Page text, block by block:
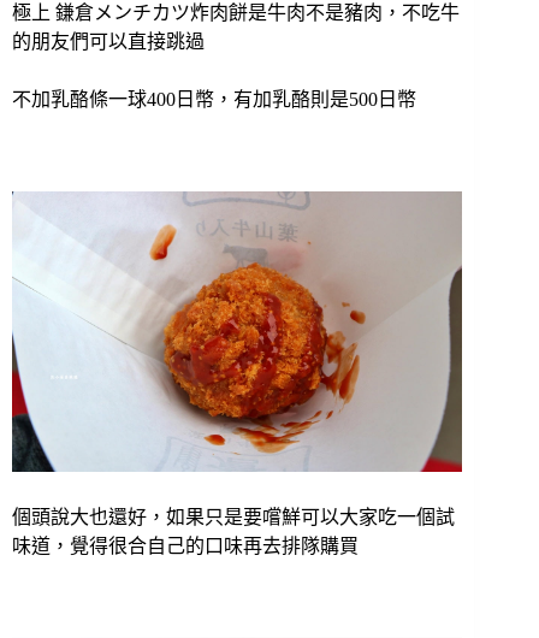
極上 鎌倉メンチカツ炸肉餅是牛肉不是豬肉，不吃牛
的朋友們可以直接跳過
不加乳酪條一球400日幣，有加乳酪則是500日幣
個頭說大也還好，如果只是要嚐鮮可以大家吃一個試
味道，覺得很合自己的口味再去排隊購買